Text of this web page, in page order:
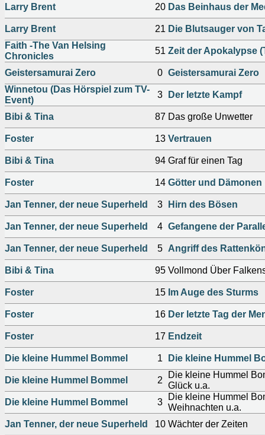
Larry Brent 20 Das Beinhaus der
Larry Brent 21 Die Blutsauger von
Faith -The Van Helsing
Chronicles
51 Zeit der Apokalypse
Geistersamurai Zero 0 Geistersamurai Zero
Winnetou (Das Hörspiel zum TV-
Event)
3 Der letzte Kampf
Bibi & Tina 87 Das große Unwetter
Foster 13 Vertrauen
Bibi & Tina 94 Graf für einen Tag
Foster 14 Götter und Dämonen
Jan Tenner, der neue Superheld 3 Hirn des Bösen
Jan Tenner, der neue Superheld 4 Gefangene der
Jan Tenner, der neue Superheld 5 Angriff des
Bibi & Tina 95 Vollmond Über
Foster 15 Im Auge des Sturms
Foster 16 Der letzte Tag der
Foster 17 Endzeit
Die kleine Hummel Bommel 1 Die kleine Hummel
Die kleine Hummel Bommel 2
Die kleine Hummel
Glück u.a.
Die kleine Hummel Bommel
3
Die kleine Hummel
Weihnachten u.a.
Jan Tenner, der neue Superheld
10 Wächter der Zeiten